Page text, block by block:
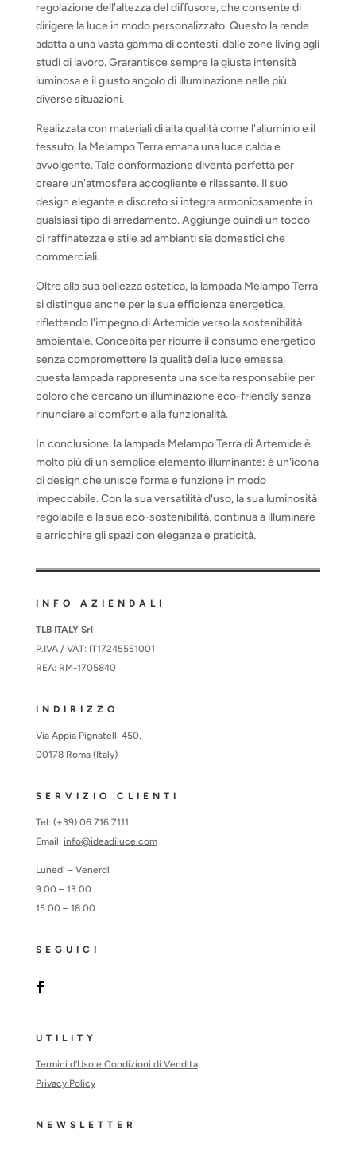
regolazione dell'altezza del diffusore, che consente di
dirigere la luce in modo personalizzato. Questo la rende
adatta a una vasta gamma di contesti, dalle zone living agli
studi di lavoro. Grarantisce sempre la giusta intensità
luminosa e il giusto angolo di illuminazione nelle più
diverse situazioni.
Realizzata con materiali di alta qualità come l'alluminio e il
tessuto, la Melampo Terra emana una luce calda e
avvolgente. Tale conformazione diventa perfetta per
creare un'atmosfera accogliente e rilassante. Il suo
design elegante e discreto si integra armoniosamente in
qualsiasi tipo di arredamento. Aggiunge quindi un tocco
di raffinatezza e stile ad ambianti sia domestici che
commerciali.
Oltre alla sua bellezza estetica, la lampada Melampo Terra
si distingue anche per la sua efficienza energetica,
riflettendo l'impegno di Artemide verso la sostenibilità
ambientale. Concepita per ridurre il consumo energetico
senza compromettere la qualità della luce emessa,
questa lampada rappresenta una scelta responsabile per
coloro che cercano un'illuminazione eco-friendly senza
rinunciare al comfort e alla funzionalità.
In conclusione, la lampada Melampo Terra di Artemide è
molto più di un semplice elemento illuminante: è un'icona
di design che unisce forma e funzione in modo
impeccabile. Con la sua versatilità d'uso, la sua luminosità
regolabile e la sua eco-sostenibilità, continua a illuminare
e arricchire gli spazi con eleganza e praticità.
INFO AZIENDALI
TLB ITALY Srl
P.IVA / VAT: IT17245551001
REA: RM-1705840
INDIRIZZO
Via Appia Pignatelli 450,
00178 Roma (Italy)
SERVIZIO CLIENTI
Tel: (+39) 06 716 7111
Email: info@ideadiluce.com
Lunedì – Venerdì
9.00 – 13.00
15.00 – 18.00
SEGUICI
UTILITY
Termini d’Uso e Condizioni di Vendita
Privacy Policy
NEWSLETTER